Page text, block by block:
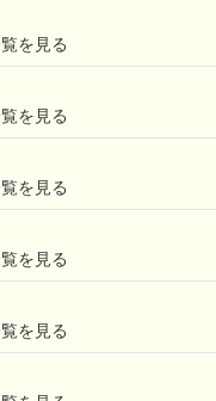
を見る
を見る
を見る
を見る
を見る